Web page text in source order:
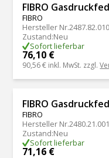
FIBRO
FIBRO
Hersteller Nr.
Zustand:Neu
Sofort lieferbar
76,10 €
90,56 € inkl. MwSt. zzgl.
FIBRO
FIBRO
Hersteller Nr.
Zustand:Neu
Sofort lieferbar
71,16 €